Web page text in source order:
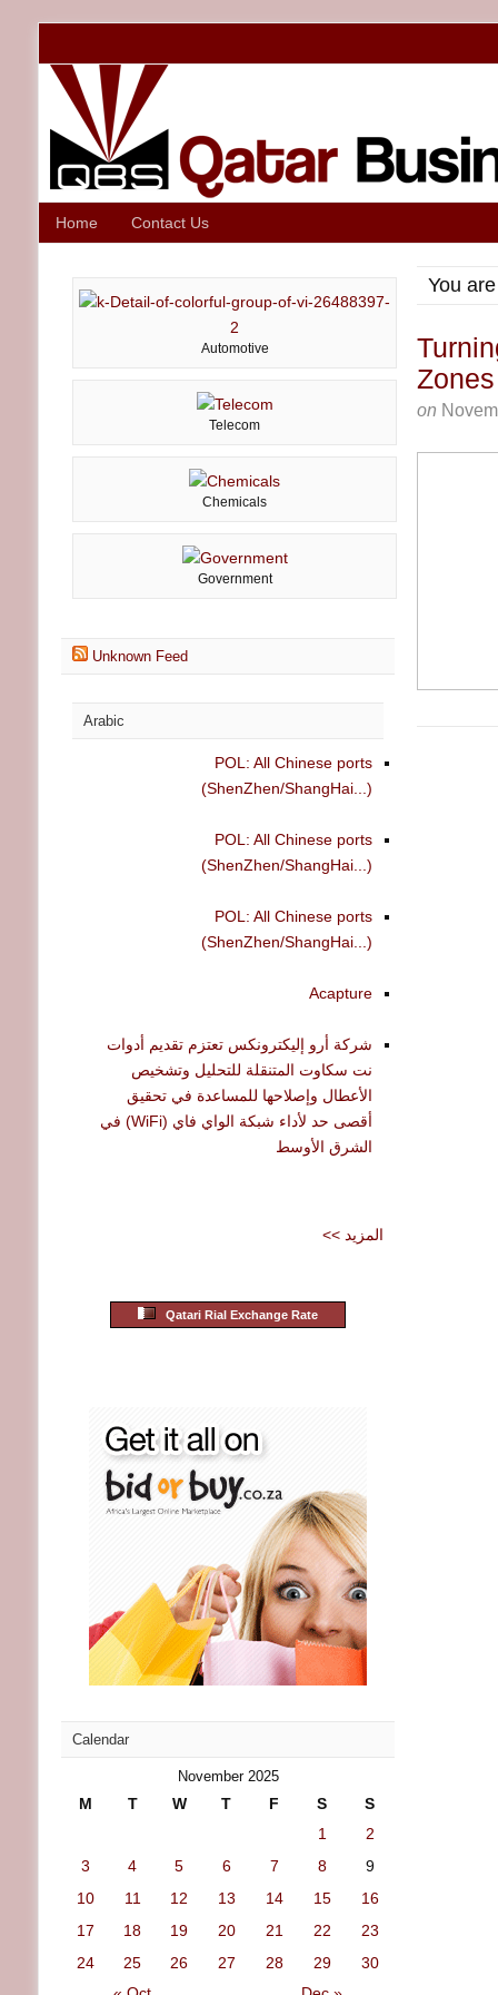
Home Contact Us
You
on
Automotive
Telecom
Chemicals
Government
Unknown Feed
Arabic
POL: All Chinese ports
(ShenZhen/ShangHai...)
POL: All Chinese ports
(ShenZhen/ShangHai...)
POL: All Chinese ports
(ShenZhen/ShangHai...)
Acapture
شركة أرو إليكترونكس تعتزم تقديم أدوات
نت سكاوت المتنقلة للتحليل وتشخيص
الأعطال وإصلاحها للمساعدة في تحقيق
أقصى حد لأداء شبكة الواي فاي (WiFi) في
الشرق الأوسط
<< المزيد
Qatari Rial Exchange Rate
Calendar
November 2025
M T W T F S S
1
2
3
4 5 6 7 8
9
10
11 12 13 14 15
16
17
18 19 20 21 22
23
24
25 26 27 28 29 30